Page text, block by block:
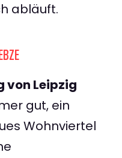
abläuft.
von Leipzig
gut, ein
Wohnviertel